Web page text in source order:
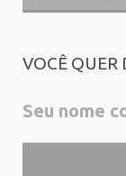
VOCÊ QUER
Seu nome